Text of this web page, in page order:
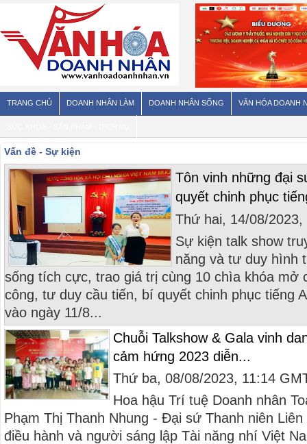
TRANG CHỦ DOANH NHÂN LÀM DOANH NHÂN SỐNG VĂN HÓA DOANH
Vấn đề - Sự kiện
Tôn vinh những đại
quyết chinh phục
Thứ hai, 14/08/
Sự kiện talk show
năng và tư duy hình
sống tích cực, trao giá trị cùng 10 chìa khóa mở
công, tư duy cầu tiến, bí quyết chinh phục tiếng
vào ngày 11/8...
Chuỗi Talkshow & Gala vinh
cảm hứng 2023 diễn...
Thứ ba, 08/08/2023, 11:14
Hoa hậu Trí tuệ Doanh nhân
Phạm Thị Thanh Nhung - Đại sứ Thanh niên
điều hành và người sáng lập Tài năng nhí Việt